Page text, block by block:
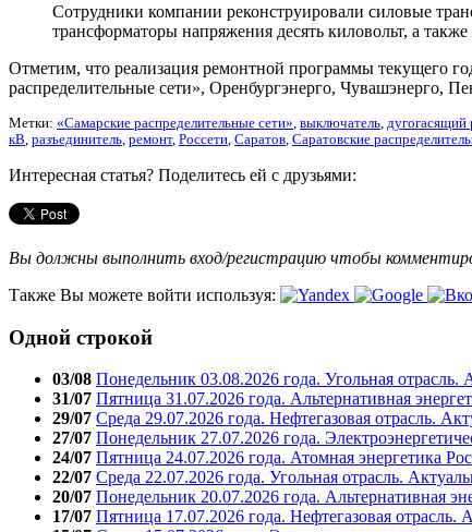
Сотрудники компании реконструировали силовые
трансформаторы напряжения десять киловольт, а
Отметим, что реализация ремонтной программы текущего
распределительные сети», Оренбургэнерго, Чувашэнерго,
Метки: «Самарские распределительные сети», выключатель, дугогасящий
кВ, разъединитель, ремонт, Россети, Саратов, Саратовские
Интересная статья? Поделитесь ей с друзьями:
Вы должны выполнить вход/регистрацию чтобы
Также Вы можете войти используя:
Одной строкой
03/08 Понедельник 03.08.2026 года. Угольная отрасль.
31/07 Пятница 31.07.2026 года. Альтернативная
29/07 Среда 29.07.2026 года. Нефтегазовая отрасль.
27/07 Понедельник 27.07.2026 года.
24/07 Пятница 24.07.2026 года. Атомная энергетика
22/07 Среда 22.07.2026 года. Угольная отрасль.
20/07 Понедельник 20.07.2026 года. Альтернативная
17/07 Пятница 17.07.2026 года. Нефтегазовая отрасль.